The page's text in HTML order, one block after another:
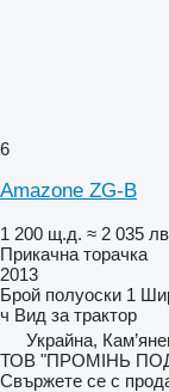
6
Amazone ZG-B
1 200 щ.д. ≈ 2 035
Прикачна торачка
2013
Брой полуоски 1
ч Вид за трактор
Украйна,
ТОВ "ПРОМІНЬ
Свържете се с